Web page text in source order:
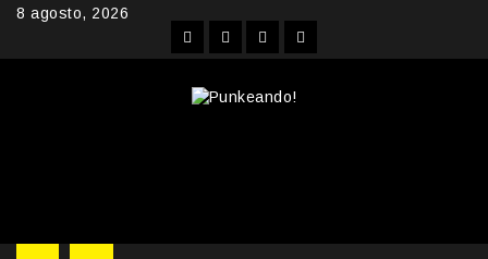
Skip8 agosto, 2026
FacebookInstagram
YouTubeTwitter